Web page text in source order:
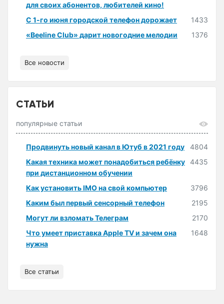
для своих абонентов, любителей кино!
С 1-го июня городской телефон дорожает
1433
«Beeline Club» дарит новогодние мелодии
1376
Все новости
СТАТЬИ
популярные статьи
Продвинуть новый канал в Ютуб в 2021 году
4804
Какая техника может понадобиться ребёнку
при дистанционном обучении
4435
Как установить IMO на свой компьютер
3796
Каким был первый сенсорный телефон
2195
Могут ли взломать Телеграм
2170
Что умеет приставка Apple TV и зачем она
нужна
1648
Все статьи